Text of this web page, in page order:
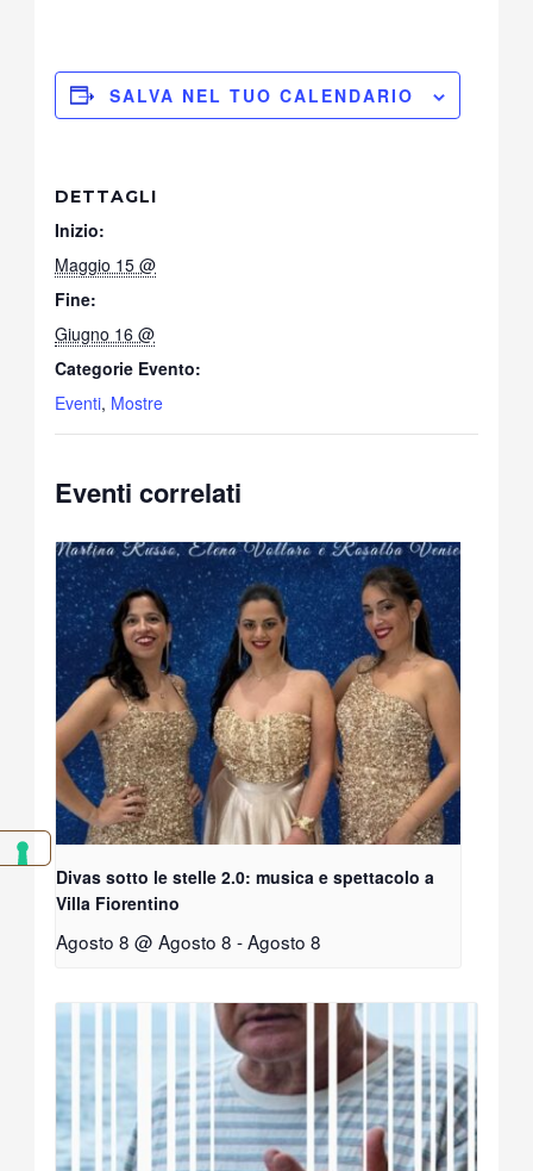
SALVA NEL TUO CALENDARIO
DETTAGLI
Inizio:
Maggio 15 @
Fine:
Giugno 16 @
Categorie Evento:
Eventi, Mostre
Eventi correlati
Divas sotto le stelle 2.0: musica e spettacolo a
Villa Fiorentino
Agosto 8 @ Agosto 8 -Agosto 8